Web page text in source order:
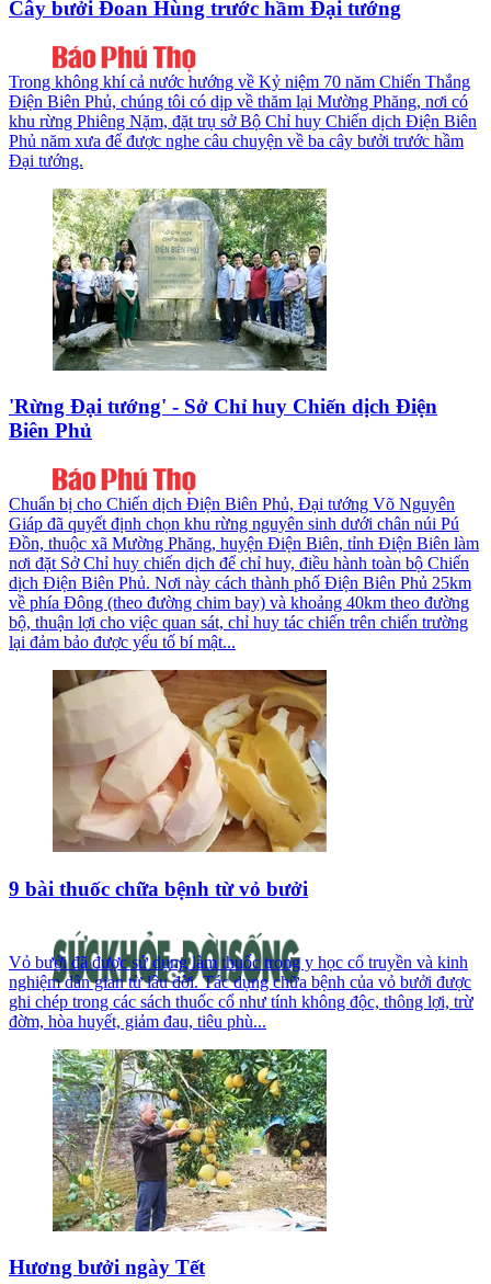
Cây bưởi Đoan Hùng trước hầm Đại tướng
Trong không khí cả nước hướng về Kỷ niệm 70 năm Chiến Thắng
Điện Biên Phủ, chúng tôi có dịp về thăm lại Mường Phăng, nơi có
khu rừng Phiêng Nặm, đặt trụ sở Bộ Chỉ huy Chiến dịch Điện Biên
Phủ năm xưa để được nghe câu chuyện về ba cây bưởi trước hầm
Đại tướng.
'Rừng Đại tướng' - Sở Chỉ huy Chiến dịch Điện
Biên Phủ
Chuẩn bị cho Chiến dịch Điện Biên Phủ, Đại tướng Võ Nguyên
Giáp đã quyết định chọn khu rừng nguyên sinh dưới chân núi Pú
Đồn, thuộc xã Mường Phăng, huyện Điện Biên, tỉnh Điện Biên làm
nơi đặt Sở Chỉ huy chiến dịch để chỉ huy, điều hành toàn bộ Chiến
dịch Điện Biên Phủ. Nơi này cách thành phố Điện Biên Phủ 25km
về phía Đông (theo đường chim bay) và khoảng 40km theo đường
bộ, thuận lợi cho việc quan sát, chỉ huy tác chiến trên chiến trường
lại đảm bảo được yếu tố bí mật...
9 bài thuốc chữa bệnh từ vỏ bưởi
Vỏ bưởi đã được sử dụng làm thuốc trong y học cổ truyền và kinh
nghiệm dân gian từ lâu đời. Tác dụng chữa bệnh của vỏ bưởi được
ghi chép trong các sách thuốc cổ như tính không độc, thông lợi, trừ
đờm, hòa huyết, giảm đau, tiêu phù...
Hương bưởi ngày Tết